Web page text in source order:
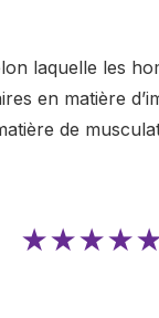
laquelle les
en matière
de